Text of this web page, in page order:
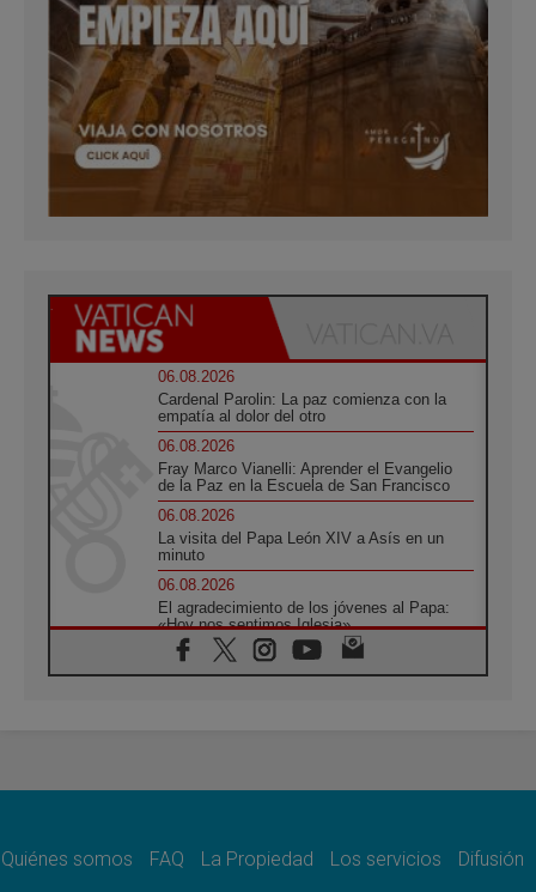
06.08.2026
Cardenal Parolin: La paz comienza con la
empatía al dolor del otro
06.08.2026
Fray Marco Vianelli: Aprender el Evangelio
de la Paz en la Escuela de San Francisco
06.08.2026
La visita del Papa León XIV a Asís en un
minuto
06.08.2026
El agradecimiento de los jóvenes al Papa:
«Hoy nos sentimos Iglesia»
06.08.2026
Líbano: Reanudan los coloquios en Roma en
paz
Quiénes somos FAQ La Propiedad Los servicios
Difusión